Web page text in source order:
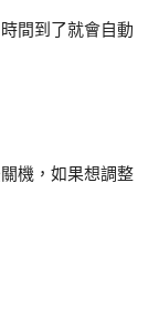
間到了就會自動
機，如果想調整